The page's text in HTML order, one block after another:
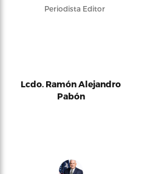
Periodista Editor
Lcdo. Ramón Alejandro
Pabón